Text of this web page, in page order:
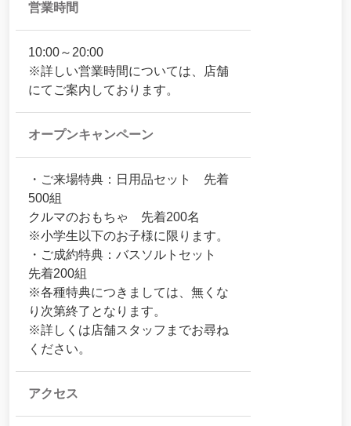
営業時間
10:00～20:00
※詳しい営業時間については、店舗
にてご案内しております。
オープンキャンペーン
・ご来場特典：日用品セット 先着
500組
クルマのおもちゃ 先着200名
※小学生以下のお子様に限ります。
・ご成約特典：バスソルトセット
先着200組
※各種特典につきましては、無くな
り次第終了となります。
※詳しくは店舗スタッフまでお尋ね
ください。
アクセス